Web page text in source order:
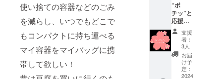
使い捨ての容器などのごみ
を減らし、いつでもどこで
もコンパクトに持ち運べる
マイ容器をマイバッグに携
帯して欲しい！
“ポ
チッ”と
応援
CAMPF
IRE内
メッ
セージ
で御礼
メッ
セージ
支援
者：
3人
お届
け予
定：
2024